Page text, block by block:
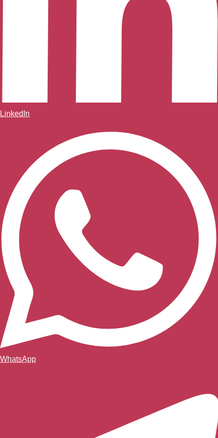
LinkedIn
WhatsApp